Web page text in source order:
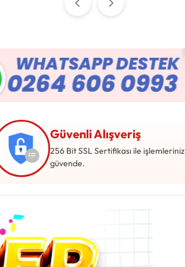
Güvenli Alışveriş
256 Bit SSL Sertifikası ile işlemleriniz
güvende.